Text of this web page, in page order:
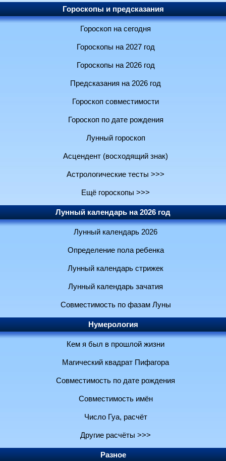
Гороскопы и предсказания
Гороскоп на сегодня
Гороскопы на 2027 год
Гороскопы на 2026 год
Предсказания на 2026 год
Гороскоп совместимости
Гороскоп по дате рождения
Лунный гороскоп
Асцендент (восходящий знак)
Астрологические тесты >>>
Ещё гороскопы >>>
Лунный календарь на 2026 год
Лунный календарь 2026
Определение пола ребенка
Лунный календарь стрижек
Лунный календарь зачатия
Совместимость по фазам Луны
Нумерология
Кем я был в прошлой жизни
Магический квадрат Пифагора
Совместимость по дате рождения
Совместимость имён
Число Гуа, расчёт
Другие расчёты >>>
Разное